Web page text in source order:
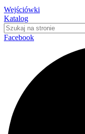
Wejściówki
Katalog
Facebook